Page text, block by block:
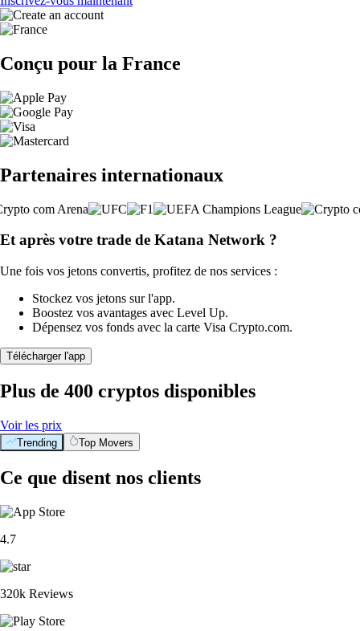
Conçu pour la France
Partenaires internationaux
Et après votre trade de Katana Network ?
Une fois vos jetons convertis, profitez de nos services :
Stockez vos jetons sur l'app.
Boostez vos avantages avec Level Up.
Dépensez vos fonds avec la carte Visa Crypto.com.
Télécharger l'app
Plus de 400 cryptos disponibles
Voir les prix
Trending Top Movers
Ce que disent nos clients
4.7
320k Reviews